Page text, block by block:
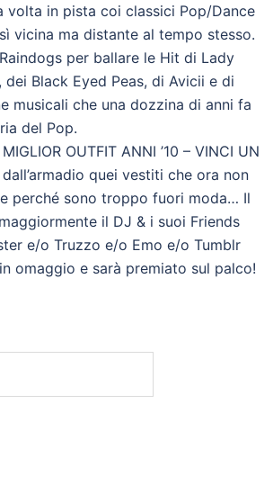
volta in pista coi classici Pop/Dance
vicina ma distante al tempo stesso.
per ballare le Hit di Lady
dei Black Eyed Peas, di Avicii e di
musicali che una dozzina di anni fa
del Pop.
OUTFIT ANNI ’10 – VINCI UN
quei vestiti che ora non
perché sono troppo fuori moda… Il
il DJ & i suoi Friends
e/o Truzzo e/o Emo e/o Tumblr
omaggio e sarà premiato sul palco!